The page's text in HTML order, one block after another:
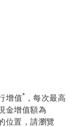
增值* ，每次最高
金增值額為
位置，請瀏覽